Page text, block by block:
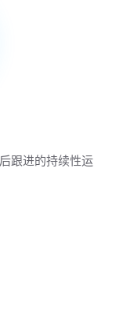
跟进的持续性运